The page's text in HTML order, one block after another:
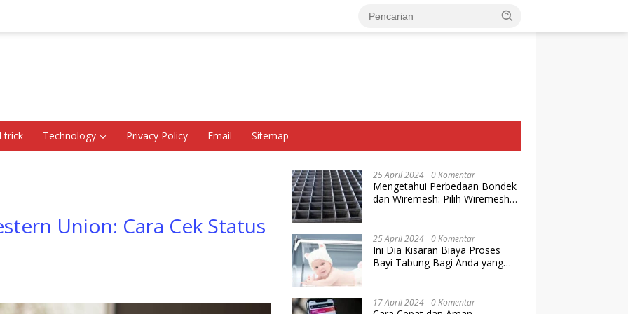
trick Technology Privacy Policy Email Sitemap
Union: Cara Cek Status
25 April 2024 0 Komentar
Mengetahui Perbedaan Bondek
dan Wiremesh: Pilih Wiremesh
25 April 2024 0 Komentar
Ini Dia Kisaran Biaya Proses
Bayi Tabung Bagi Anda yang
17 April 2024 0 Komentar